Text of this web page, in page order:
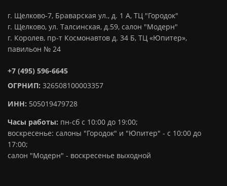
г. Щелково-7, Браварская ул., д. 1 А, ТЦ "Городок"
г. Щелково, ул. Талсинская, д.59, салон "Модерн"
г. Королев, пр-т Космонавтов д. 34 Б, ТЦ «Юпитер»,
павильон № 24
+7 (495) 596-6645
ОГРНИП: 326508100003357
ИНН: 505019479728
Часы работы: пн-сб с 10:00 до 19:00;
воскресенье: салоны "Городок" и "Юпитер" - с 10:00 до
17:00;
салон "Модерн" - воскресенье выходной